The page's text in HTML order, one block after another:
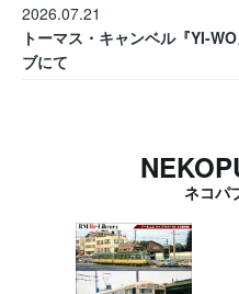
2026.07.21
トーマス・キャンベル『YI-
ブにて
ネコパ